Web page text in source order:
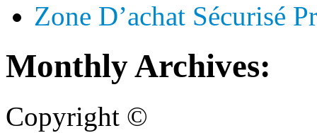
Zone D’achat Sécurisé
Monthly Archives:
Copyright ©